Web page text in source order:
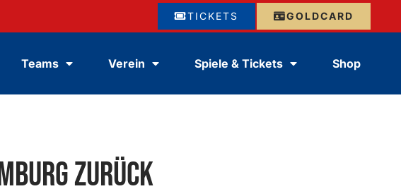
GOLDCARD
TICKETS
Teams Verein Spiele & Tickets Shop
zurück